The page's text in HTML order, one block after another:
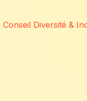
Conseil Diversité &